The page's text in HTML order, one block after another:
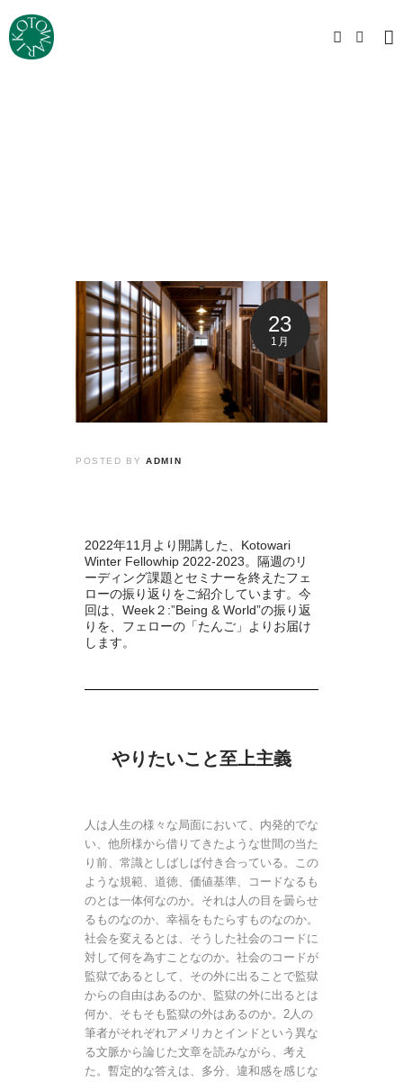
23
1月
POSTED BYADMIN
2022年11月より開講した、Kotowari
Winter Fellowhip 2022-2023。隔週のリ
ーディング課題とセミナーを終えたフェ
ローの振り返りをご紹介しています。今
回は、 Week２ :”Being & World”の振り返
りを、フェローの「たんご」よりお届け
します。
やりたいこと至上主義
人は人生の様々な局面において、内発的でな
い、他所様から借りてきたような世間の当た
り前、常識としばしば付き合っている。この
ような規範、道徳、価値基準、コードなるも
のとは一体何なのか。それは人の目を曇らせ
るものなのか、幸福をもたらすものなのか。
社会を変えるとは、そうした社会のコードに
対して何を為すことなのか。社会のコードが
監獄であるとして、その外に出ることで監獄
からの自由はあるのか、監獄の外に出るとは
何か、そもそも監獄の外はあるのか。2人の
筆者がそれぞれアメリカとインドという異な
る文脈から論じた文章を読みながら、考え
た。暫定的な答えは、多分、違和感を感じな